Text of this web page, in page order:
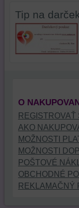
Tip na
O
REGISTROVAŤ
AKO
MOŽNOSTI
MOŽNOSTI
POŠTOVÉ
OBCHODNÉ
REKLAMAČNÝ